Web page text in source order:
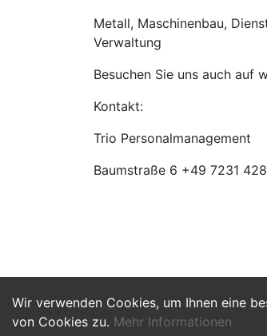
Wir verwenden Cookies, um Ihnen eine
von Cookies zu. Mehr Informationen
Metall, Maschinenbau,
Verwaltung
Besuchen Sie uns auch auf
Kontakt:
Trio Personalmanagement
Baumstraße 6 +49 7231